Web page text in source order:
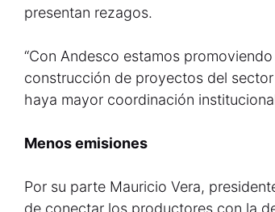
presentan rezagos.
“Con Andesco estamos
construcción de proyectos del
haya mayor coordinación
Menos emisiones
Por su parte Mauricio Vera,
de conectar los productores con la